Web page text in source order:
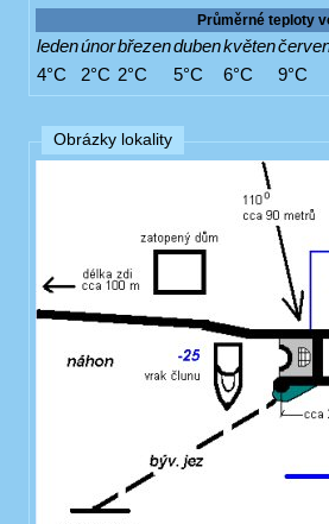
Průměrné teploty
ledenúnorbřezendubenkvěten
4°C
2°C 2°C 5°C 6°C 9°C
Obrázky lokality